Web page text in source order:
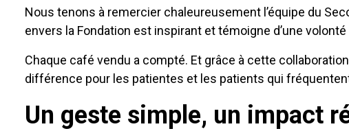
Nous tenons à remercier chaleureusement l’équipe du
envers la Fondation est inspirant et témoigne d’une
Chaque café vendu a compté. Et grâce à cette
différence pour les patientes et les patients qui
Un geste simple, un impact